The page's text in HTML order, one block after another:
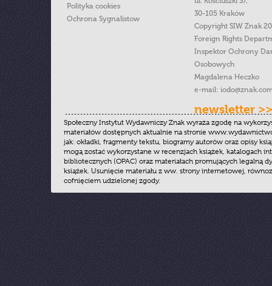
Polityka cookies
Ochrona Sygnalistow
30-105 Kraków
Copyright SIW Znak
Foreign Rights
Inspektor Ochrony
Osobowych
Magdalena Heczko
e-mail:
newsletter >>
Społeczny Instytut Wydawniczy Znak wyraża zgodę na
materiałów dostępnych aktualnie na stronie
jak: okładki, fragmenty tekstu, biogramy autorów oraz opisy
mogą zostać wykorzystane w recenzjach książek, katalogach
bibliotecznych (OPAC) oraz materiałach promujących legalną
książek. Usunięcie materiału z ww. strony internetowej,
cofnięciem udzielonej zgody.